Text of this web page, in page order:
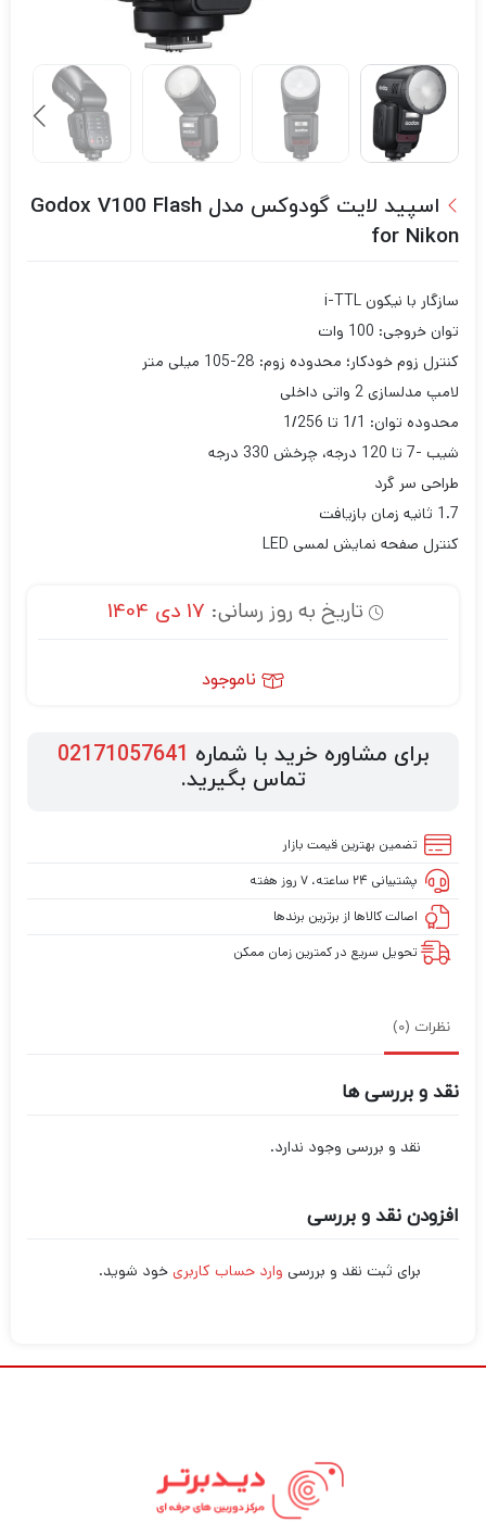
اسپید لایت گودوکس مدل Godox V100 Flash
for Nikon
سازگار با نیکون i-TTL
توان خروجی: 100 وات
کنترل زوم خودکار؛ محدوده زوم: 28-105 میلی متر
لامپ مدلسازی 2 واتی داخلی
محدوده توان: 1/1 تا 1/256
شیب -7 تا 120 درجه، چرخش 330 درجه
طراحی سر گرد
1.7 ثانیه زمان بازیافت
کنترل صفحه نمایش لمسی LED
تاریخ به روز رسانی: 17 دی 1404
ناموجود
برای مشاوره خرید با شماره 02171057641
تماس بگیرید.
تضمین بهترین قیمت بازار
پشتیبانی ۲۴ ساعته، ۷ روز هفته
اصالت کالاها از برترین برندها
تحویل سریع در کمترین زمان ممکن
نظرات (0)
نقد و بررسی ها
نقد و بررسی وجود ندارد.
افزودن نقد و بررسی
برای ثبت نقد و بررسی وارد حساب کاربری خود شوید.